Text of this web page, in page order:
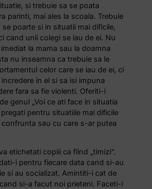
si trebuie sa se poata
parinti, mai ales la scoala. Trebuie
poarte si in situatii mai dificile,
cand unii colegi se iau de ei. Nu
la mama sau la doamna
nu inseamna ca trebuie sa le
celor care se iau de ei, ci
in el si sa isi impuna
fara sa fie violenti. Oferiti-i
genul „Voi ce ati face in situatia
pentru situatiile mai dificile
confrunta sau cu care s-ar putea
etichetati copiii ca fiind „timizi”.
i pentru fiecare data cand si-au
si au socializat. Amintiti-i cat de
si-a facut noi prieteni. Faceti-i